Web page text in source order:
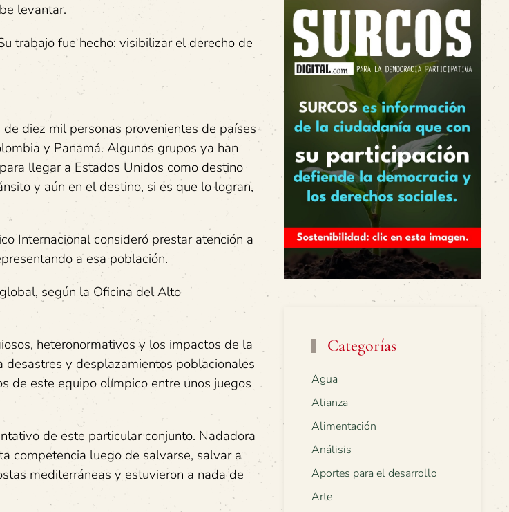
levantar.
trabajo fue hecho: visibilizar el derecho de
diez mil personas provenientes de países
y Panamá. Algunos grupos ya han
llegar a Estados Unidos como destino
y aún en el destino, si es que lo logran,
Internacional consideró prestar atención a
a esa población.
según la Oficina del Alto
heteronormativos y los impactos de la
y desplazamientos poblacionales
de este equipo olímpico entre unos juegos
de este particular conjunto. Nadadora
competencia luego de salvarse, salvar a
mediterráneas y estuvieron a nada de
Categorías
Agua
Alianza
Alimentación
Análisis
Aportes para el desarrollo
Arte